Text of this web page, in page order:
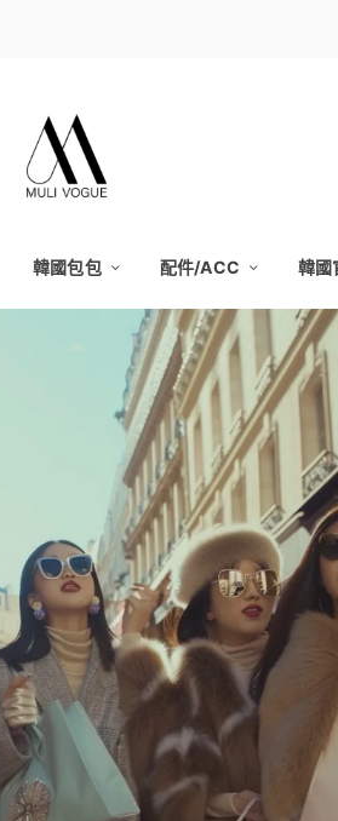
韓國包包 配件/ACC 韓國